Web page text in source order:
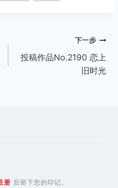
下一步
投稿作品No.2190 恋上
旧时光
册 后留下您的印记。